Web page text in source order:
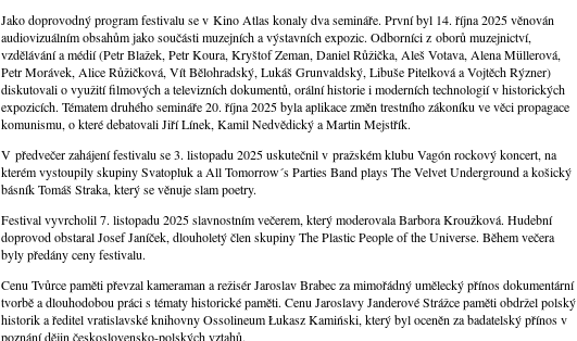
Jako doprovodný program festivalu se v Kino Atlas konaly dva semináře. První byl 14. října 2025 věnován
audiovizuálním obsahům jako součásti muzejních a výstavních expozic. Odborníci z oborů muzejnictví,
vzdělávání a médií (Petr Blažek, Petr Koura, Kryštof Zeman, Daniel Růžička, Aleš Votava, Alena Müllerová,
Petr Morávek, Alice Růžičková, Vít Bělohradský, Lukáš Grunvaldský, Libuše Pitelková a Vojtěch Rýzner)
diskutovali o využití filmových a televizních dokumentů, orální historie i moderních technologií v historických
expozicích. Tématem druhého semináře 20. října 2025 byla aplikace změn trestního zákoníku ve věci propagace
komunismu, o které debatovali Jiří Línek, Kamil Nedvědický a Martin Mejstřík.
V předvečer zahájení festivalu se 3. listopadu 2025 uskutečnil v pražském klubu Vagón rockový koncert, na
kterém vystoupily skupiny Svatopluk a All Tomorrow´s Parties Band plays The Velvet Underground a košický
básník Tomáš Straka, který se věnuje slam poetry.
Festival vyvrcholil 7. listopadu 2025 slavnostním večerem, který moderovala Barbora Kroužková. Hudební
doprovod obstaral Josef Janíček, dlouholetý člen skupiny The Plastic People of the Universe. Během večera
byly předány ceny festivalu.
Cenu Tvůrce paměti převzal kameraman a režisér Jaroslav Brabec za mimořádný umělecký přínos dokumentární
tvorbě a dlouhodobou práci s tématy historické paměti. Cenu Jaroslavy Janderové Strážce paměti obdržel polský
historik a ředitel vratislavské knihovny Ossolineum Łukasz Kamiński, který byl oceněn za badatelský přínos v
poznání dějin československo-polských vztahů.